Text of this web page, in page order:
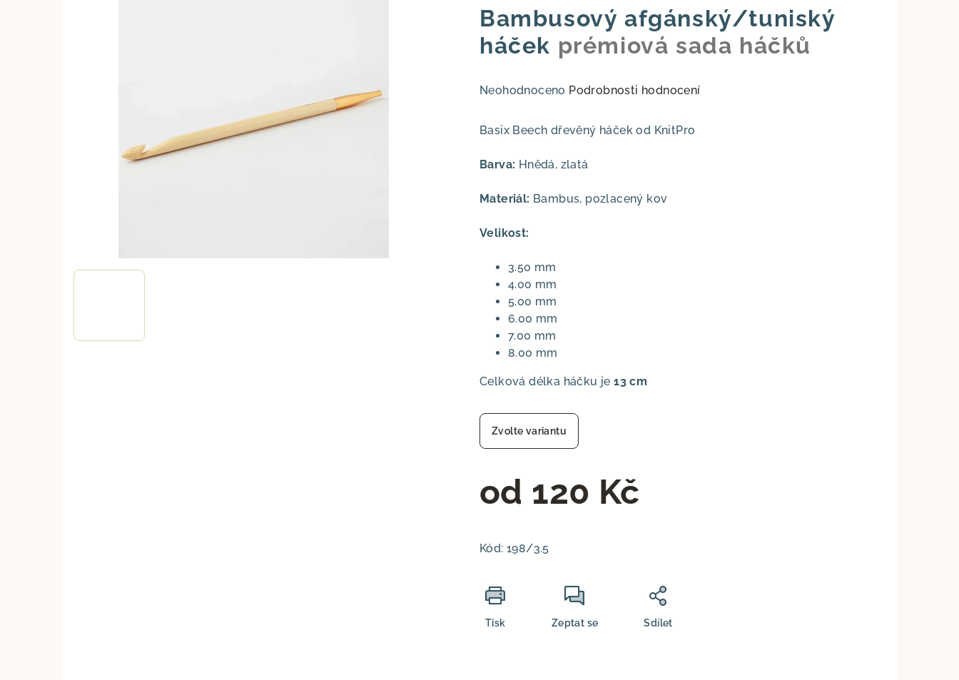
Bambusový afgánský/tuniský
háček prémiová sada háčků
Průměrné
produktu
0,0
5
Neohodnoceno Podrobnosti hodnocení
Basix Beech dřevěný háček od KnitPro
Barva: Hnědá, zlatá
Materiál: Bambus, pozlacený kov
Velikost:
3.50 mm
4.00 mm
5.00 mm
6.00 mm
7.00 mm
8.00 mm
Celková délka háčku je13 cm
Zvolte variantu
od 120 Kč
cena:
Kód: 198/3.5
Tisk Zeptat se Sdílet